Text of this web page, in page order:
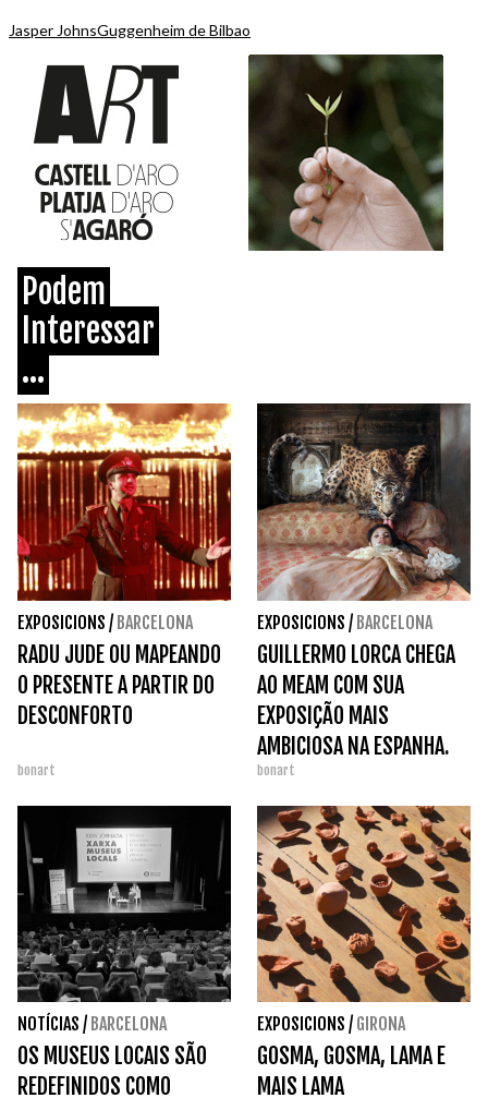
Jasper JohnsGuggenheim de Bilbao
Podem
Interessar
...
EXPOSICIONS / BARCELONA
RADU JUDE OU MAPEANDO
O PRESENTE A PARTIR DO
DESCONFORTO
bonart
EXPOSICIONS / BARCELONA
GUILLERMO LORCA CHEGA
AO MEAM COM SUA
EXPOSIÇÃO MAIS
AMBICIOSA NA ESPANHA.
bonart
NOTÍCIAS / BARCELONA
OS MUSEUS LOCAIS SÃO
REDEFINIDOS COMO
EXPOSICIONS / GIRONA
GOSMA, GOSMA, LAMA E
MAIS LAMA